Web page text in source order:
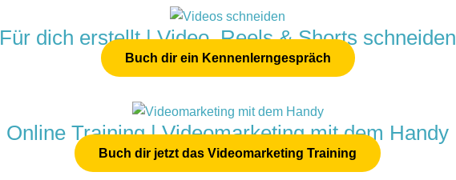
Für dich erstellt | Video, Reels & Shorts schneiden
Buch dir ein Kennenlerngespräch
Online Training | Videomarketing mit dem Handy
Buch dir jetzt das Videomarketing Training